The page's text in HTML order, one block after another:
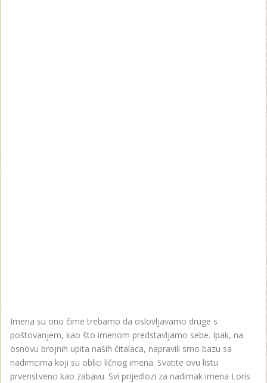
Imena su ono čime trebamo da oslovljavamo druge s
poštovanjem, kao što imenom predstavljamo sebe. Ipak, na
osnovu brojnih upita naših čitalaca, napravili smo bazu sa
nadimcima koji su oblici ličnog imena. Svatite ovu listu
prvenstveno kao zabavu. Svi prijedlozi za nadimak imena Loris